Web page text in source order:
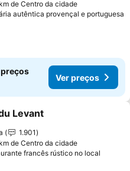
de Centro da cidade
autêntica provençal e portuguesa
preços
Ver preços
aos favoritos
Levant
1.901
de Centro da cidade
francês rústico no local